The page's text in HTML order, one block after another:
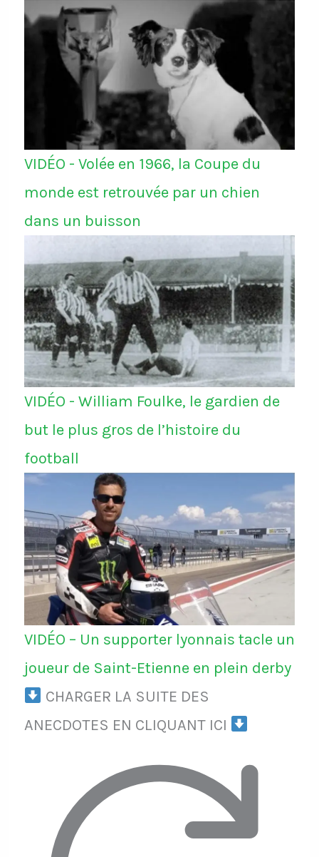
VIDÉO - Volée en 1966, la Coupe du
monde est retrouvée par un chien
dans un buisson
VIDÉO - William Foulke, le gardien de
but le plus gros de l’histoire du
football
VIDÉO – Un supporter lyonnais tacle un
joueur de Saint-Etienne en plein derby
CHARGER LA SUITE DES
ANECDOTES EN CLIQUANT ICI